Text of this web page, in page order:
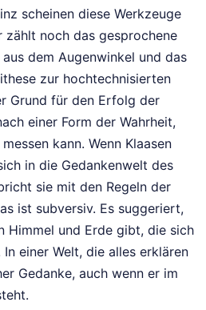
scheinen diese Werkzeuge
noch das gesprochene
dem Augenwinkel und das
zur hochtechnisierten
Grund für den Erfolg der
einer Form der Wahrheit,
kann. Wenn Klaasen
in die Gedankenwelt des
sie mit den Regeln der
ist subversiv. Es suggeriert,
Himmel und Erde gibt, die sich
einer Welt, die alles erklären
Gedanke, auch wenn er im